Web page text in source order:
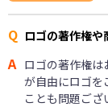
Q ロゴの著作権や
A ロゴの著作権は
が自由にロゴを
ことも問題ご